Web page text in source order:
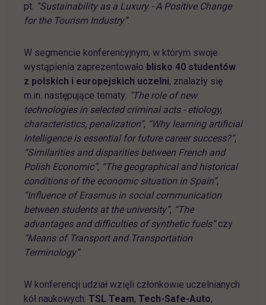
pt. “Sustainability as a Luxury - A Positive Change
for the Tourism Industry”.
W segmencie konferencyjnym, w którym swoje
wystąpienia zaprezentowało blisko 40 studentów
z polskich i europejskich uczelni, znalazły się
m.in. następujące tematy: "The role of new
technologies in selected criminal acts - etiology,
characteristics, penalization”, “Why learning artificial
intelligence is essential for future career success?”,
“Similarities and disparities between French and
Polish Economic”, “The geographical and historical
conditions of the economic situation in Spain”,
“Influence of Erasmus in social communication
between students at the university”, “The
advantages and difficulties of synthetic fuels”czy
“Means of Transport and Transportation
Terminology”.
W konferencji udział wzięli członkowie uczelnianych
kół naukowych: TSL Team, Tech-Safe-Auto,